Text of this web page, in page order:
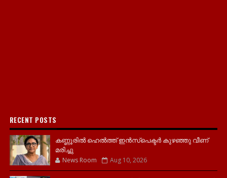
RECENT POSTS
കണ്ണൂരിൽ ഹെൽത്ത്‌ ഇൻസ്‌പെക്ടർ കുഴഞ്ഞു വീണ്
മരിച്ചു
News Room Aug 10, 2026